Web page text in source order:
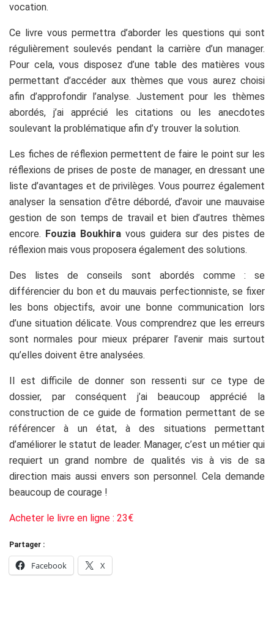
vocation.
Ce livre vous permettra d’aborder les questions qui sont
régulièrement soulevés pendant la carrière d’un manager.
Pour cela, vous disposez d’une table des matières vous
permettant d’accéder aux thèmes que vous aurez choisi
afin d’approfondir l’analyse. Justement pour les thèmes
abordés, j’ai apprécié les citations ou les anecdotes
soulevant la problématique afin d’y trouver la solution.
Les fiches de réflexion permettent de faire le point sur les
réflexions de prises de poste de manager, en dressant une
liste d’avantages et de privilèges. Vous pourrez également
analyser la sensation d’être débordé, d’avoir une mauvaise
gestion de son temps de travail et bien d’autres thèmes
encore. Fouzia Boukhira vous guidera sur des pistes de
réflexion mais vous proposera également des solutions.
Des listes de conseils sont abordés comme : se
différencier du bon et du mauvais perfectionniste, se fixer
les bons objectifs, avoir une bonne communication lors
d’une situation délicate. Vous comprendrez que les erreurs
sont normales pour mieux préparer l’avenir mais surtout
qu’elles doivent être analysées.
Il est difficile de donner son ressenti sur ce type de
dossier, par conséquent j’ai beaucoup apprécié la
construction de ce guide de formation permettant de se
référencer à un état, à des situations permettant
d’améliorer le statut de leader. Manager, c’est un métier qui
requiert un grand nombre de qualités vis à vis de sa
direction mais aussi envers son personnel. Cela demande
beaucoup de courage !
Acheter le livre en ligne : 23€
Partager :
Facebook X